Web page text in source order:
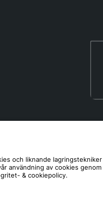
och liknande
användning av cookies
& cookiepolicy.